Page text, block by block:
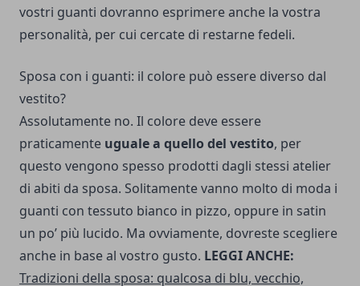
vostri guanti dovranno esprimere anche la vostra
personalità, per cui cercate di restarne fedeli.
Sposa con i guanti: il colore può essere diverso dal
vestito?
Assolutamente no. Il colore deve essere
praticamente uguale a quello del vestito, per
questo vengono spesso prodotti dagli stessi atelier
di abiti da sposa. Solitamente vanno molto di moda i
guanti con tessuto bianco in pizzo, oppure in satin
un po’ più lucido. Ma ovviamente, dovreste scegliere
anche in base al vostro gusto. LEGGI ANCHE:
Tradizioni della sposa: qualcosa di blu, vecchio,